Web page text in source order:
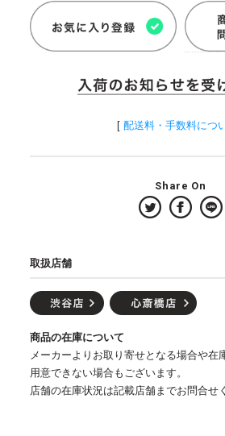
[ 配送料・手数料につ
Share On
取扱店舗
商品の在庫について
メーカーよりお取り寄せとなる場合や在
用意できない場合もございます。
店舗の在庫状況は記載店舗までお問合せ